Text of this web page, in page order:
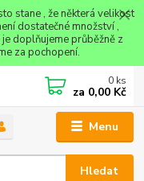
stane , že některá velikost
dostatečné množství ,
doplňujeme průběžně z
za pochopení.
Menu
Hledat
0 ks
za 0,00 Kč